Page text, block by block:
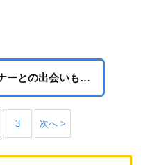
ーとの出会いも…
3 次へ >